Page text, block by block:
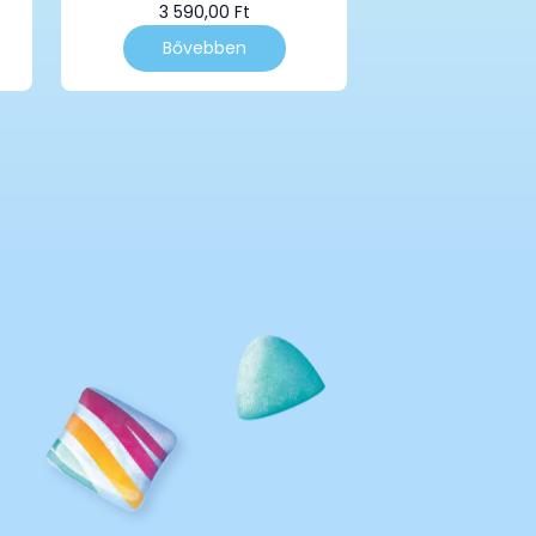
3 590,00 Ft
Bővebben